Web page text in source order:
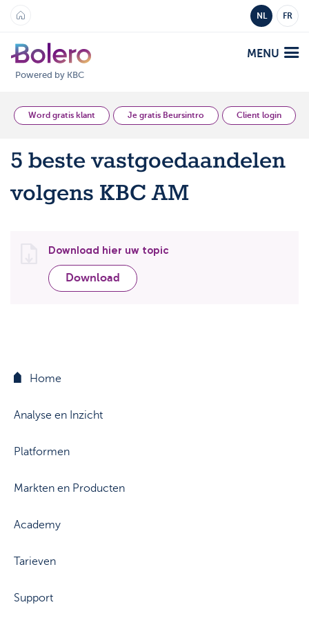
NL FR
Powered by KBC
MENU
Analyse en Inzicht
Platformen
Bolero
Aanbod
Producten
Producten
Platformen
Tarieven
Veelgestelde vragen
Word gratis klant Je gratis Beursintro Client login
5 beste vastgoedaandelen
volgens KBC AM
Download hier uw topic
Download
Home
Analyse en Inzicht
Platformen
Markten en Producten
Academy
Tarieven
Support